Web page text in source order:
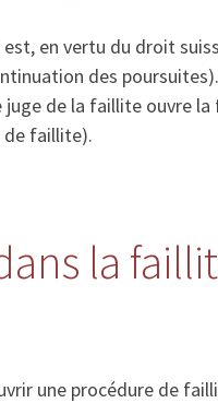
en vertu du droit
des
de la faillite ouvre la
de faillite).
la
une procédure de